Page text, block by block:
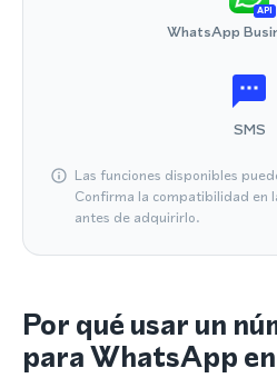
API
WhatsApp
SMS
Las funciones disponibles
Confirma la compatibilidad en
antes de adquirirlo.
Por qué usar un
para WhatsApp